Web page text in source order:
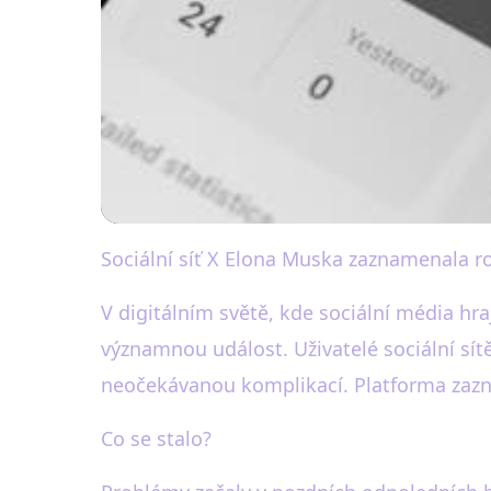
black-white.cz
Výpadek sítě X
problémy
13. 1. 2026· 3 min čtení · Autor: Anna Bílá
Sociální síť X Elona Muska zaznamenala
V digitálním světě, kde sociální média
významnou událost. Uživatelé sociální
neočekávanou komplikací. Platforma
Co se stalo?